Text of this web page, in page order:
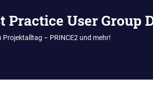
Practice User Group
– PRINCE2 und mehr!